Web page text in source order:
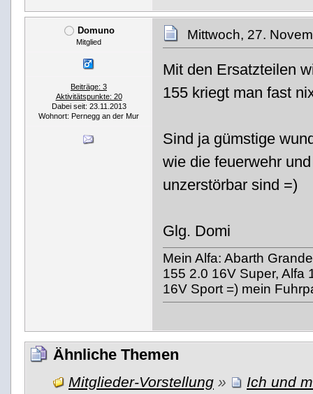
Domuno
Mitglied
Beiträge: 3
Aktivitätspunkte: 20
Dabei seit: 23.11.2013
Wohnort: Pernegg an der Mur
Mittwoch, 27.
Mit den Ersatzteilen
155 kriegt man fast
Sind ja gümstige
wie die feuerwehr
unzerstörbar sind =)
Glg. Domi
Mein Alfa: Abarth
155 2.0 16V Super, Alfa
16V Sport =) mein
Ähnliche Themen
Mitglieder-Vorstellung »
Ich und